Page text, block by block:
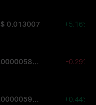
$ 0.013007 +5.16%
$ 0.000005857 -0.29%
$ 0.000005924 +0.44%